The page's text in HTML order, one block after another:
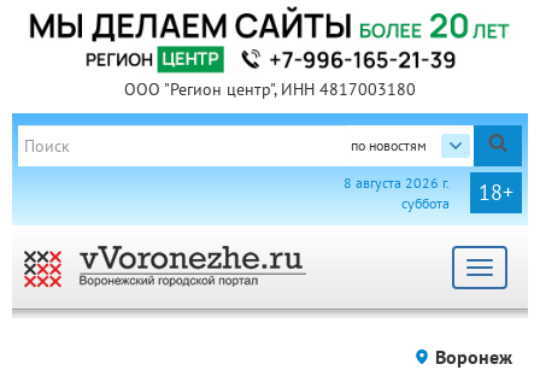
ООО "Регион центр", ИНН 4817003180
по новостям
18+
8 августа 2026 г.
суббота
Toggle
Воронеж